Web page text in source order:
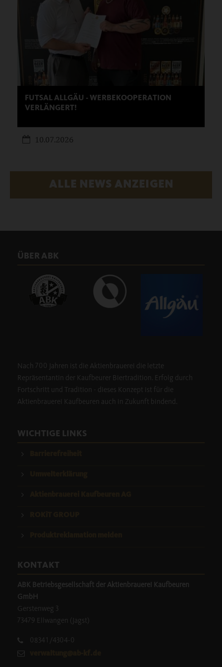
FUTSAL ALLGÄU - WERBEKOOPERATION
VERLÄNGERT!
10.07.2026
ALLE NEWS ANZEIGEN
ÜBER ABK
Nach 700 Jahren ist die Aktienbrauerei die letzte
Repräsentantin der Kaufbeurer Biertradition. Erfolg durch
Fortschritt und Tradition - dieses Konzept ist für die
Aktienbrauerei Kaufbeuren auch in Zukunft bindend.
WICHTIGE LINKS
KONTAKT
ABK Betriebsgesellschaft der Aktienbrauerei Kaufbeuren
GmbH
Gerstenweg 3
73479 Ellwangen (Jagst)
08341/4304-0